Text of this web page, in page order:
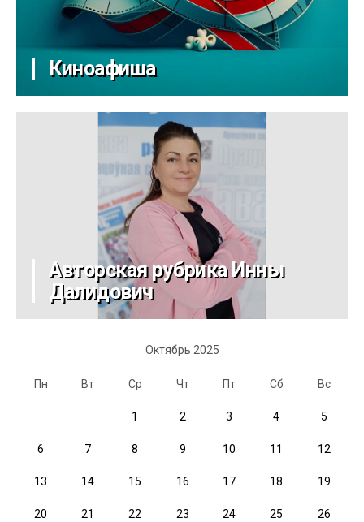
Киноафиша
Авторская рубрика Инны
Далидович
Октябрь 2025
Пн Вт Ср Чт Пт Сб Вс
1 2 3 4 5
6 7 8 9 10 11 12
13 14 15 16 17 18 19
20 21 22 23 24 25 26